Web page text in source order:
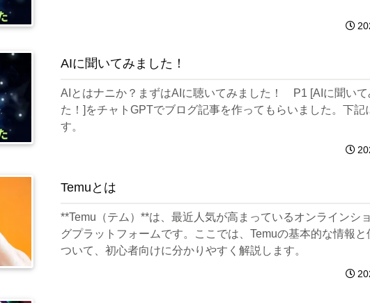
AIに聞いてみました！
AIとはナニか？まずはAIに聴いてみました！ P1 [AIに聞いて
た！]をチャトGPTでブログ記事を作ってもらいました。下記
す。
Temuとは
**Temu（テム）**は、最近人気が高まっているオンラインシ
グプラットフォームです。ここでは、Temuの基本的な情報と
ついて、初心者向けに分かりやすく解説します。